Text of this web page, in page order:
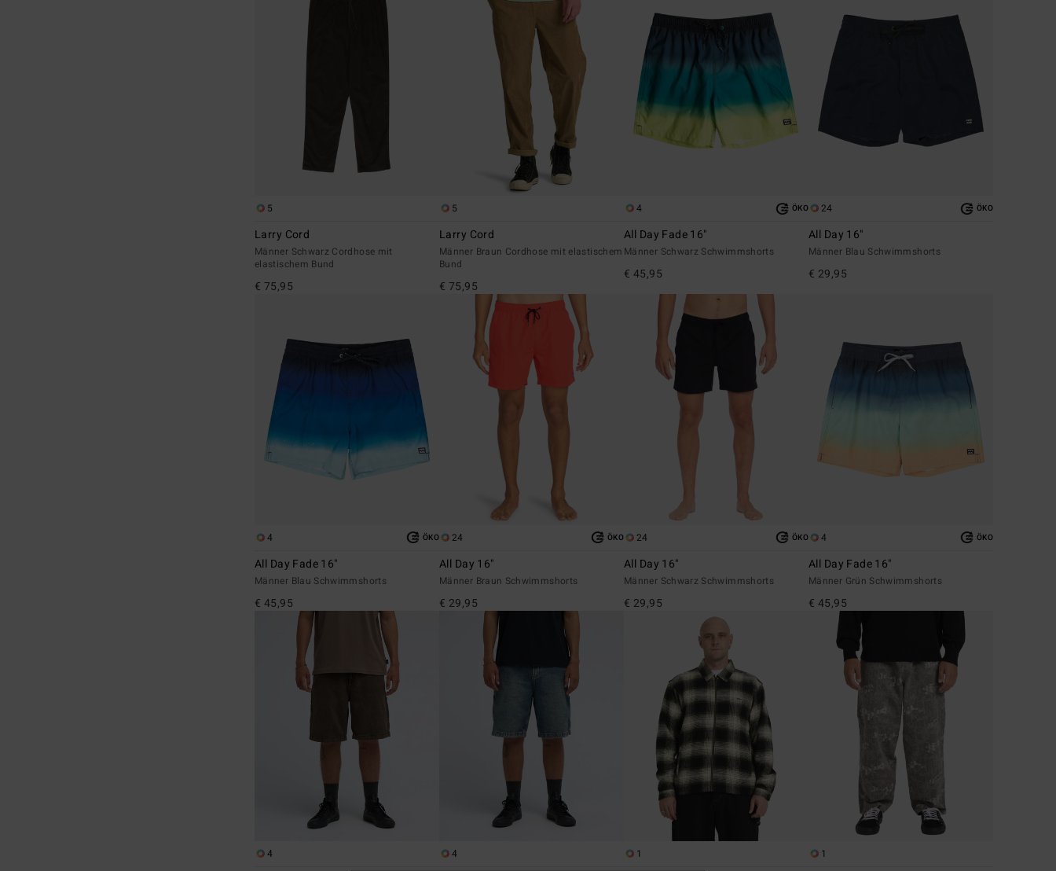
5
Larry Cord
Männer Schwarz Cordhose mit
elastischem Bund
€ 75,95
5
Larry Cord
Männer Braun Cordhose mit elastischem
Bund
€ 75,95
4 ÖKO
All Day Fade 16"
Männer Schwarz Schwimmshorts
€ 45,95
24 ÖKO
All Day 16"
Männer Blau Schwimmshorts
€ 29,95
4 ÖKO
All Day Fade 16"
Männer Blau Schwimmshorts
€ 45,95
24 ÖKO
All Day 16"
Männer Braun Schwimmshorts
€ 29,95
24 ÖKO
All Day 16"
Männer Schwarz Schwimmshorts
€ 29,95
4 ÖKO
All Day Fade 16"
Männer Grün Schwimmshorts
€ 45,95
4 4 1 1